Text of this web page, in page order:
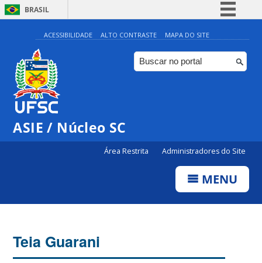
BRASIL
Simplifique!
Comunica BR
Participe
ACESSIBILIDADE ALTO CONTRASTE MAPA DO SITE
ASIE / Núcleo SC
Área Restrita Administradores do Site
MENU
Teia Guarani